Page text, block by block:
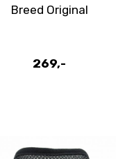
Breed Original
269,-